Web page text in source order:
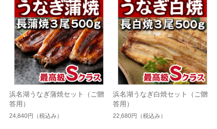
浜名湖うなぎ蒲焼セット（ご贈
答用）
24,840円 （税込み）
浜名湖うなぎ白焼セット（ご贈
答用）
22,680円 （税込み）